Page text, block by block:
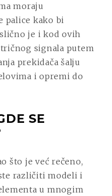
moraju
palice kako bi
je i kod ovih
signala putem
prekidača šalju
i opremi do
SE
što je već rečeno,
različiti modeli i
u mnogim